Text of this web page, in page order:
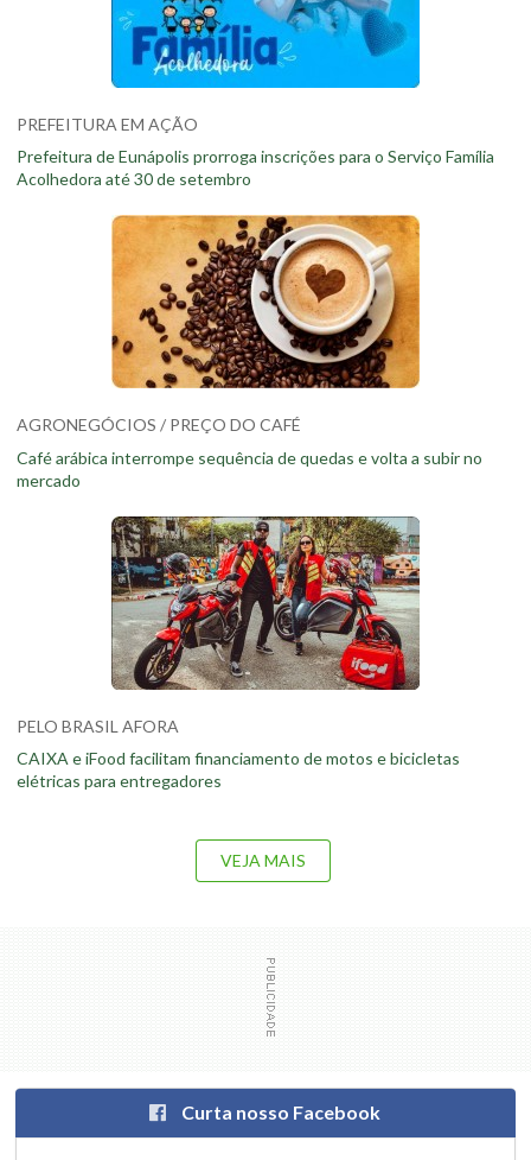
PREFEITURA EM AÇÃO
Prefeitura de Eunápolis prorroga inscrições para o Serviço Família
Acolhedora até 30 de setembro
AGRONEGÓCIOS / PREÇO DO CAFÉ
Café arábica interrompe sequência de quedas e volta a subir no
mercado
PELO BRASIL AFORA
CAIXA e iFood facilitam financiamento de motos e bicicletas
elétricas para entregadores
VEJA MAIS
Curta nosso Facebook